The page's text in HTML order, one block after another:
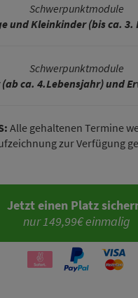
Schwerpunktmodule
und Kleinkinder (bis ca. 3.
Schwerpunktmodule
ca. 4.Lebensjahr) und
Alle gehaltenen Termine
zur Verfügung
Jetzt einen Platz
nur 149,99€ einmalig